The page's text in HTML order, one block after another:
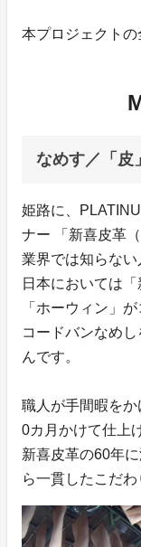
本プロジェクトの
なめす／「皮
姫路に、
ナー 「新喜皮革
業界では知らない
日本においては
「ホーウィン」
コードバンなめ
んです。
職人が手間暇を
0カ月かけて仕上
新喜皮革の60年
ら一貫したこだわ